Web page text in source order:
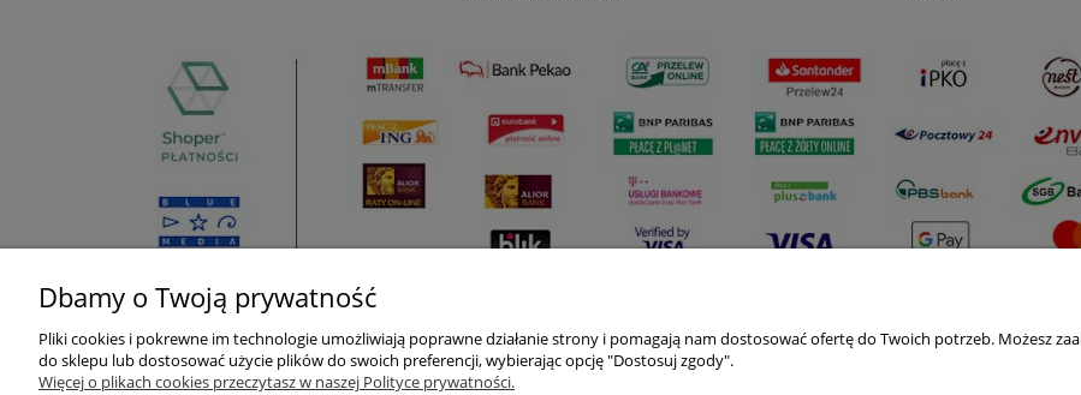
Pomoc Moje konto Płatności i dostawa
Dbamy o Twoją prywatność
Pliki cookies i pokrewne im technologie umożliwiają poprawne działanie strony i pomagają nam dostosować ofertę do Twoich potrzeb. Możesz
do sklepu lub dostosować użycie plików do swoich preferencji, wybierając opcję "Dostosuj zgody".
Więcej o plikach cookies przeczytasz w naszej Polityce prywatności.